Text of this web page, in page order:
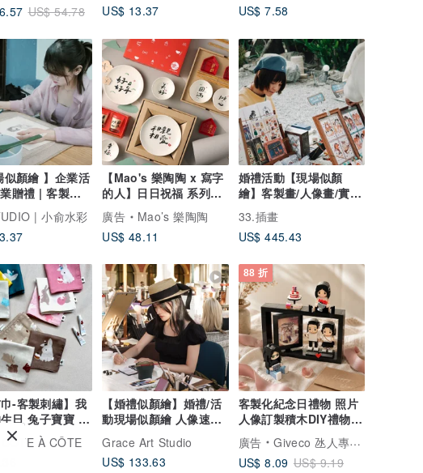
US$ 54.78
US$ 13.37
US$ 7.58
似顏繪 】企業活
贈禮 | 客製化
| 小俞水彩
【Mao's 樂陶陶 x 寫字
的人】日日祝福 系列禮
盒組
廣告
Mao’s 樂陶陶
US$ 48.11
婚禮活動【現場似顏
繪】客製畫/人像畫/實體
33.插畫
US$ 445.43
巾-客製刺繡】我
日 兔子寶寶 手
紗 彌月禮
CÔTE À CÔTE
【婚禮似顏繪】婚禮/活
動現場似顏繪 人像速寫
Grace Art Studio
US$ 133.63
88 折
客製化紀念日禮物 照片
人像訂製積木DIY禮物生
日禮品 送男女朋友
廣告
Giveco 氹人專門店
US$ 8.09 US$ 9.19